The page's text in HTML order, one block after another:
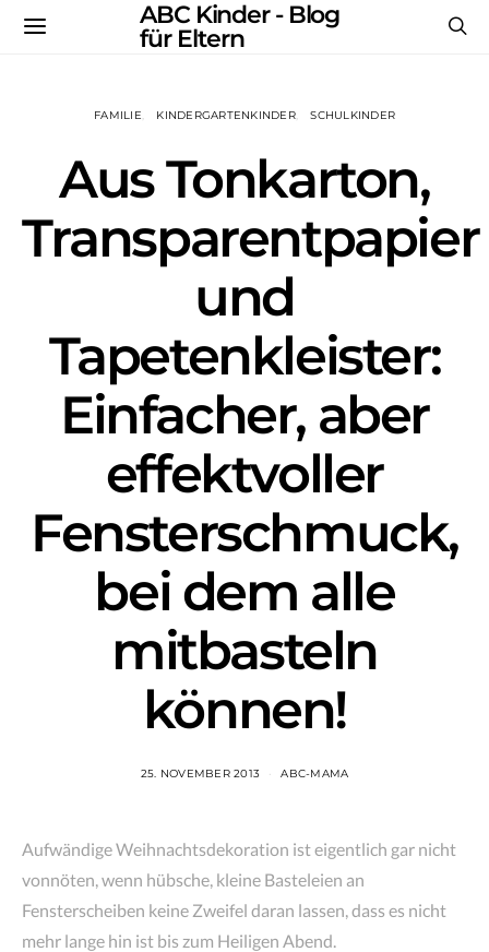
ABC Kinder - Blog
für Eltern
FAMILIE KINDERGARTENKINDER SCHULKINDER
Aus Tonkarton,
Transparentpapier
und
Tapetenkleister:
Einfacher, aber
effektvoller
Fensterschmuck,
bei dem alle
mitbasteln
können!
25. NOVEMBER 2013 ABC-MAMA
Aufwändige Weihnachtsdekoration ist eigentlich gar nicht
vonnöten, wenn hübsche, kleine Basteleien an
Fensterscheiben keine Zweifel daran lassen, dass es nicht
mehr lange hin ist bis zum Heiligen Abend.